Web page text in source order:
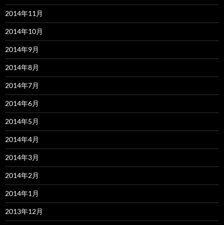
2014年11月
2014年10月
2014年9月
2014年8月
2014年7月
2014年6月
2014年5月
2014年4月
2014年3月
2014年2月
2014年1月
2013年12月